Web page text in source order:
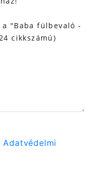
Adatvédelmi